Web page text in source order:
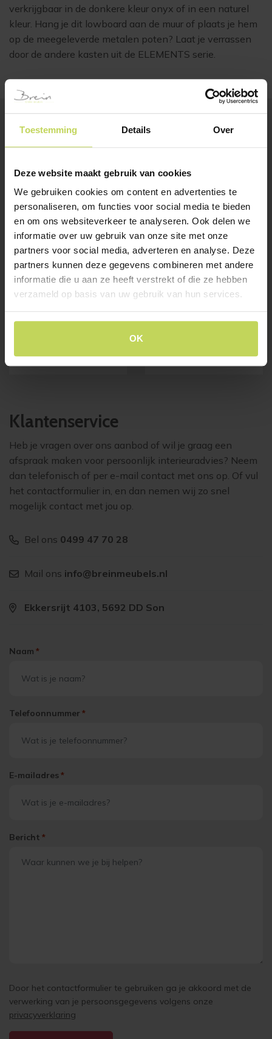
Toestemming Details Over
Deze website maakt gebruik van cookies
We gebruiken cookies om content en advertenties te
personaliseren, om functies voor social media te bieden
en om ons websiteverkeer te analyseren. Ook delen we
informatie over uw gebruik van onze site met onze
partners voor social media, adverteren en analyse. Deze
partners kunnen deze gegevens combineren met andere
informatie die u aan ze heeft verstrekt of die ze hebben
verzameld op basis van uw gebruik van hun services.
OK
verkrijgbaar in de donkere kleur onyx of in een naturel
kleur. Hang je dit lowboard aan de muur of plaats je hem
op de meegeleverde metalen poten? Laat je verrassen
door de andere kasten uit de ELEMENTS serie.
Trendhopper
123cm incl. verlichting
Klantenservice
Heb je vragen over ons aanbod of wil je graag een
afspraak maken voor persoonlijk interieuradvies? Neem
dan telefonisch of per e-mail contact met ons op. Of vul
het contactformulier in, en dan nemen wij zo snel
mogelijk contact met jou op.
Bel ons 0499 47 70 28
Mail ons info@breinmeubels.nl
Ekkersrijt 4103, 5692 DD Son
Naam *
Telefoonnummer *
E-mailadres *
Bericht *
Door het contactformulier te gebruiken ga je akkoord met de
verwerking van je persoonsgegevens volgens onze
privacyverklaring